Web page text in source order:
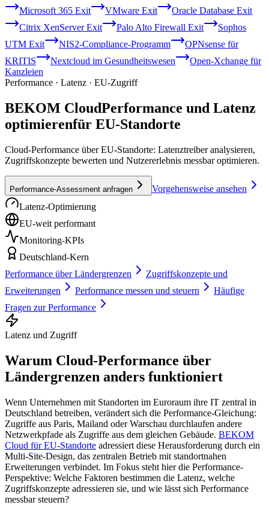
Microsoft 365 Exit
VMware Exit
Oracle Database Exit
Citrix XenServer Exit
Palo Alto Firewall Exit
Sophos
UTM Exit
NIS2-Compliance-Programm
OPNsense für
KRITIS
Nextcloud im Gesundheitswesen
Open-Xchange für
Kanzleien
Performance · Latenz · EU-Zugriff
BEKOM CloudPerformance und Latenz
optimierenfür EU-Standorte
Cloud-Performance über EU-Standorte: Latenztreiber analysieren,
Zugriffskonzepte bewerten und Nutzererlebnis messbar optimieren.
Performance-Assessment anfragen
Vorgehensweise ansehen
Latenz-Optimierung
EU-weit performant
Monitoring-KPIs
Deutschland-Kern
Performance über Ländergrenzen
Zugriffskonzepte und
Erweiterungen
Performance messen und steuern
Häufige
Fragen zur Performance
Latenz und Zugriff
Warum Cloud-Performance über
Ländergrenzen anders funktioniert
Wenn Unternehmen mit Standorten im Euroraum ihre IT zentral in
Deutschland betreiben, verändert sich die Performance-Gleichung:
Zugriffe aus Paris, Mailand oder Warschau durchlaufen andere
Netzwerkpfade als Zugriffe aus dem gleichen Gebäude. BEKOM
Cloud für EU-Standorte adressiert diese Herausforderung durch ein
Multi-Site-Design, das zentralen Betrieb mit standortnahen
Erweiterungen verbindet. Im Fokus steht hier die Performance-
Perspektive: Welche Faktoren bestimmen die Latenz, welche
Zugriffskonzepte adressieren sie, und wie lässt sich Performance
messbar steuern?